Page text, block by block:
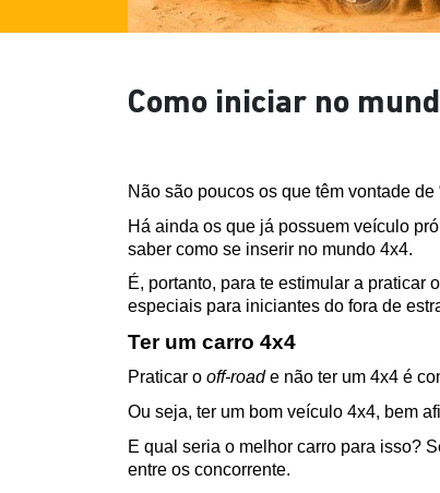
Como iniciar no
Não são poucos os que têm vontade
Há ainda os que já possuem veículo
saber como se inserir no mundo 4x4.
É, portanto, para te estimular a praticar o
especiais para iniciantes do fora de
Ter um carro 4x4
Praticar o off-road e não ter um 4x4 é
Ou seja, ter um bom veículo 4x4, bem
E qual seria o melhor carro para isso?
entre os concorrente.